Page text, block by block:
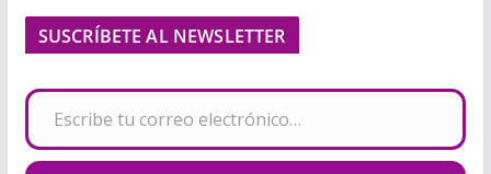
SUSCRÍBETE AL NEWSLETTER
Escribe tu correo electrónico…